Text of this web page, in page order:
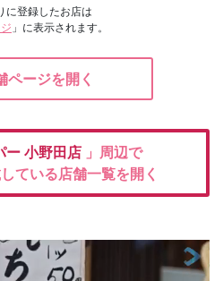
に登録したお店は
」に表示されます。
ページを開く
ー 小野田店 」周辺で
ている店舗一覧を開く